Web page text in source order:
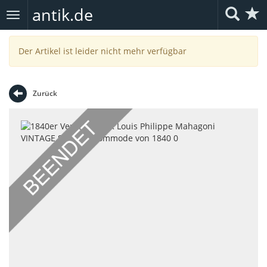
Toggle
navigation
antik.de
Der Artikel ist leider nicht mehr verfügbar
Zurück